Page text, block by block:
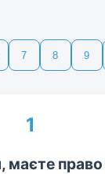
7 8 9
1
маєте